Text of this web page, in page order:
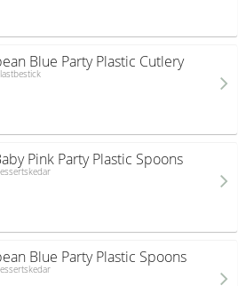
Blue Party Plastic Cutlery
Pink Party Plastic Spoons
Blue Party Plastic Spoons